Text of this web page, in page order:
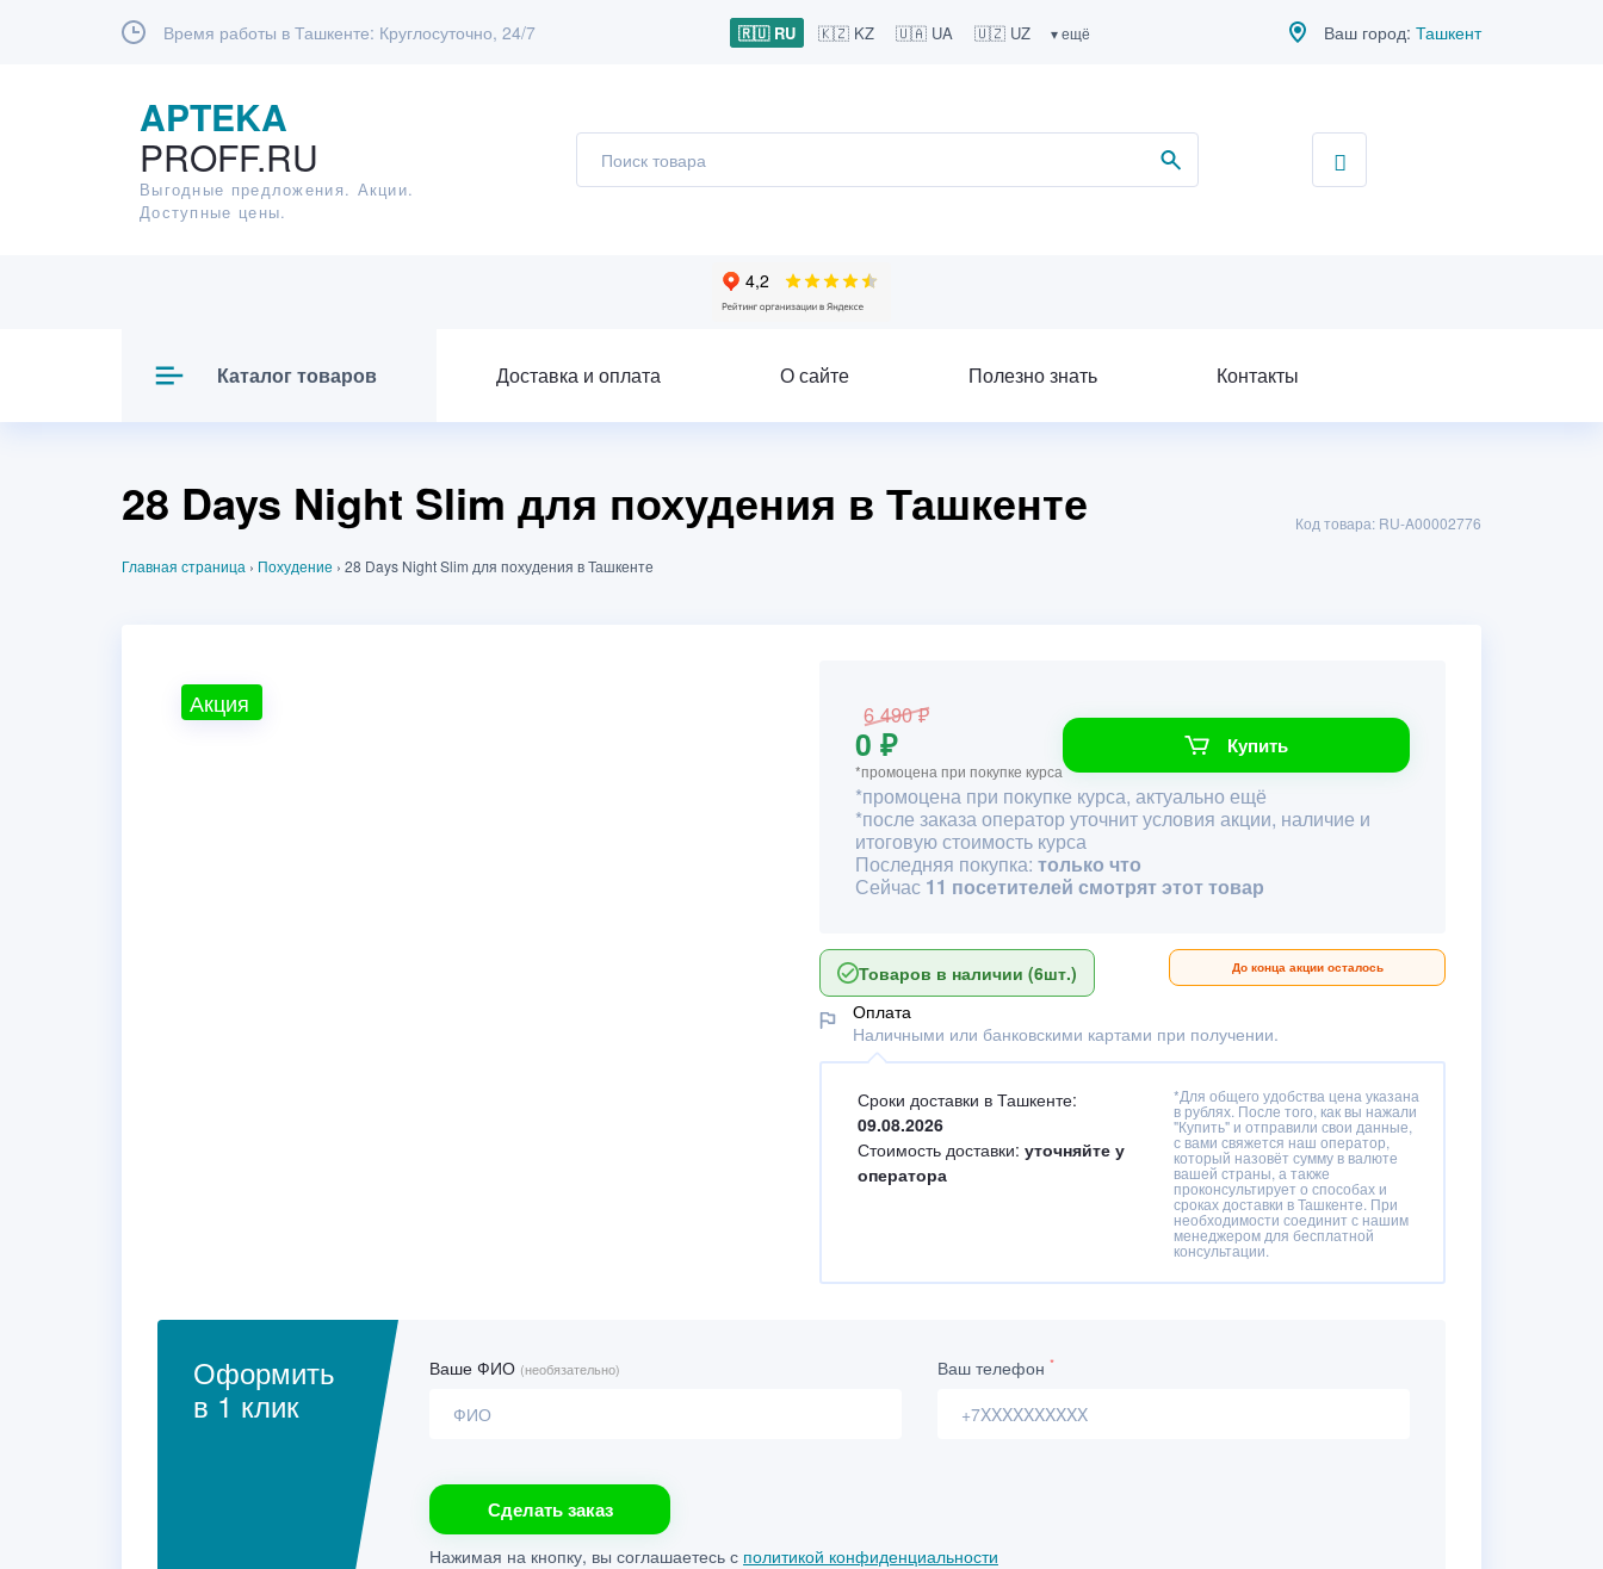
Время работы в Ташкенте: Круглосуточно, 24/7 🇷🇺 RU 🇰🇿 KZ 🇺🇦 UA 🇺🇿 UZ ▾ ещё Ваш город: Ташкент
APTEKA
PROFF.RU
Выгодные предложения. Акции.
Доступные цены.
Каталог товаров Доставка и оплата О сайте Полезно знать Контакты
28 Days Night Slim для похудения в Ташкенте
Главная страница › Похудение › 28 Days Night Slim для похудения в Ташкенте
Код товара: RU-A00002776
Акция 6 490 ₽
0 ₽
*промоцена при покупке курса
Купить
*промоцена при покупке курса, актуально ещё
*после заказа оператор уточнит условия акции, наличие и
итоговую стоимость курса
Последняя покупка: только что
Сейчас 11 посетителей смотрят этот товар
Товаров в наличии (6шт.) До конца акции осталось
Оплата
Наличными или банковскими картами при получении.
Сроки доставки в Ташкенте:
09.08.2026
Стоимость доставки: уточняйте у
оператора
*Для общего удобства цена указана
в рублях. После того, как вы нажали
"Купить" и отправили свои данные,
с вами свяжется наш оператор,
который назовёт сумму в валюте
вашей страны, а также
проконсультирует о способах и
сроках доставки в Ташкенте. При
необходимости соединит с нашим
менеджером для бесплатной
консультации.
Оформить
в 1 клик
Ваше ФИО (необязательно) Ваш телефон *
Сделать заказ
Нажимая на кнопку, вы соглашаетесь с политикой конфиденциальности